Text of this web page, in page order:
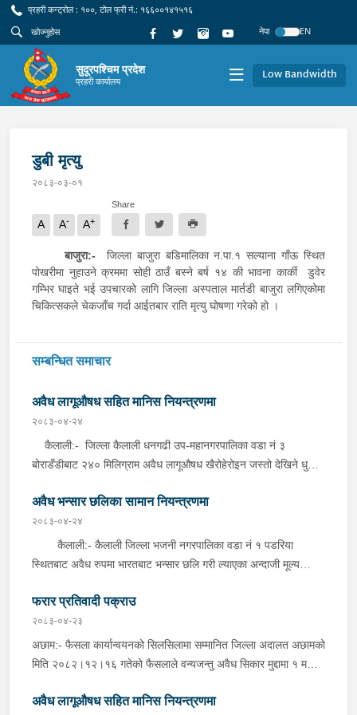
प्रहरी कन्ट्रोल : १००, टोल फ्री नं.: १६६००१४१५१६
नेपा
EN
सुदूरपश्चिम प्रदेश
प्रहरी कार्यालय Low Bandwidth
डुबी मृत्यु
२०८३-०३-०१
A A- A+
Share
बाजुरा:-
जिल्ला बाजुरा बडिमालिका न.पा.१ सल्याना गाँऊ स्थित
पोखरीमा नुहाउने क्रममा सोही ठाउँ बस्ने बर्ष १४ की भावना कार्की डुवेर
गम्भिर घाइते भई उपचारको लागि जिल्ला अस्पताल मार्तडी बाजुरा लगिएकोमा
चिकित्सकले चेकजाँच गर्दा आईतबार राति मृत्यु घोषणा गरेको हो ।
सम्बन्धित समाचार
अवैध लागूऔषध सहित मानिस नियन्त्रणमा
२०८३-०४-२४
कैलाली:- जिल्ला कैलाली धनगढी उप-महानगरपालिका वडा नं ३
बोराडँडीबाट २४० मिलिग्राम अवैध लागूऔषध खैरोहेरोइन जस्तो देखिने धुलो
प्रहरी कार्यालय कैलालीबाट खटिएको प्रहरी टोलीले शनिबार बेलुका शंका
लागि चेकजाँच गर्दा उक्त पदार्थ फेला पारी पक्राउ गरेको छ । यसैगरी, जिल्ला
कैलाली घोडाघोडी नगरपालिका वडा नं २ नयाँबजारबाट अवैध लागूऔषध
खैरोहेरोइन जस्तो देखिने धुलो पदार्थ १ ग्राम सहित जिल्ला कैलाली बर्दगोरिया
कार्यालय सुख्खड,कैलालीबाट खटिएको प्रहरी टोलीले शनिबार राती शंका लागि
चेकजाँच गर्दा उक्त पदार्थ फेला पारी पक्राउ गरेको छ ।
अवैध भन्सार छलिका सामान नियन्त्रणमा
२०८३-०४-२४
कैलाली:- कैलाली जिल्ला भजनी नगरपालिका वडा नं १ पडरिया
स्थितबाट अवैध रुपमा भारतबाट भन्सार छलि गरी ल्याएका अन्दाजी मूल्य
दिउँसो इलाका प्रहरी कार्यालय भजनी,कैलालीबाट खटिएको प्रहरी टोलीले
बेवारिसे अवस्थामा फेला पारी नियन्त्रणमा लिएको छ ।
फरार प्रतिवादी पक्राउ
२०८३-०४-२३
अछाम:- फैसला कार्यान्वयनको सिलसिलामा सम्मानित जिल्ला अदालत अछामको
मिति २०८२।१२।१६ गतेको फैसलाले वन्यजन्तु अवैध सिकार मुद्दामा १ महिना
बान्निगढी जयगढ गा.पा. वडा नं ६ दर्ना बस्ने भिम बहादुर साउँदलाई प्रहरी
अवैध लागूऔषध सहित मानिस नियन्त्रणमा